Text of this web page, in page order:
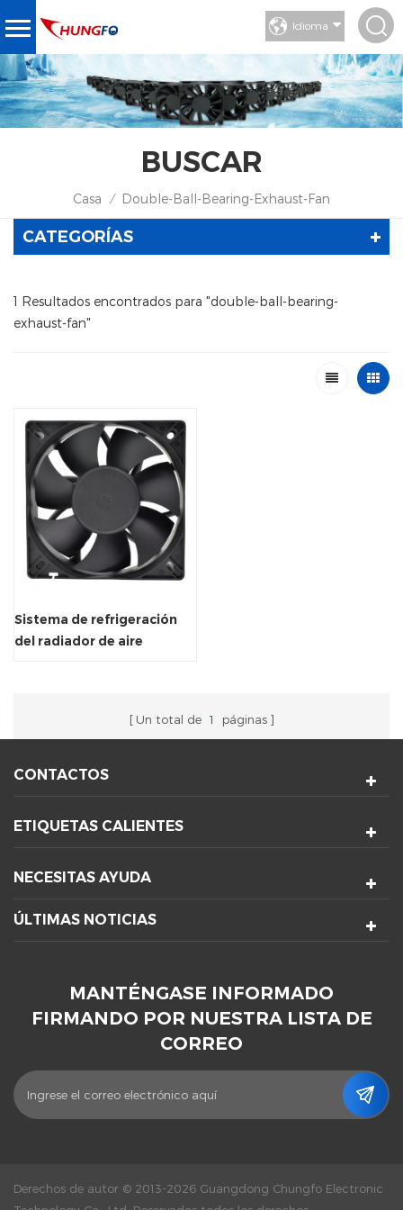
Idioma
BUSCAR
Casa / Double-Ball-Bearing-Exhaust-Fan
CATEGORÍAS
1 Resultados encontrados para "double-ball-bearing-
exhaust-fan"
Sistema de refrigeración
del radiador de aire
Un total de 1 páginas
CONTACTOS
ETIQUETAS CALIENTES
NECESITAS AYUDA
ÚLTIMAS NOTICIAS
MANTÉNGASE INFORMADO
FIRMANDO POR NUESTRA LISTA DE
CORREO
Derechos de autor © 2013-2026 Guangdong Chungfo Electronic